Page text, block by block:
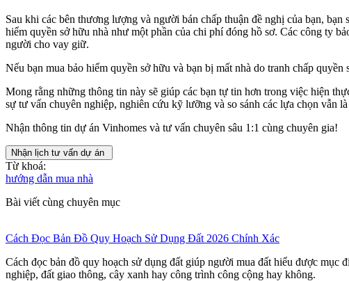
Sau khi các bên thương lượng và người bán chấp thuận đề nghị của bạn,
hiểm quyền sở hữu nhà như một phần của chi phí đóng hồ sơ. Các công ty
người cho vay giữ.
Nếu bạn mua bảo hiểm quyền sở hữu và bạn bị mất nhà do tranh chấp
Mong rằng những thông tin này sẽ giúp các bạn tự tin hơn trong việc hiện
sự tư vấn chuyên nghiệp, nghiên cứu kỹ lưỡng và so sánh các lựa chọn vẫn
Nhận thông tin dự án Vinhomes và tư vấn chuyên sâu 1:1 cùng chuyên gia!
Nhận lịch tư vấn dự án
Từ khoá:
hướng dẫn mua nhà
Bài viết cùng chuyên mục
Cách Đọc Bản Đồ Quy Hoạch Sử Dụng Đất 2026 Chính Xác
Cách đọc bản đồ quy hoạch sử dụng đất giúp người mua đất hiểu được mục
nghiệp, đất giao thông, cây xanh hay công trình công cộng hay không.